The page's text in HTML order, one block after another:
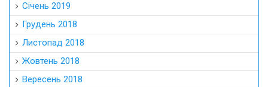
Січень 2019
Грудень 2018
Листопад 2018
Жовтень 2018
Вересень 2018